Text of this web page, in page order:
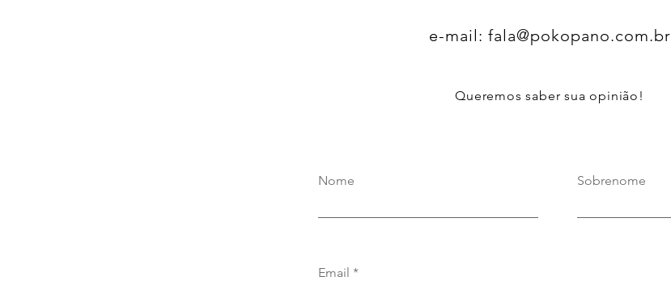
e-mail: fala@pokopano.com.br
Queremos saber sua opinião!
Nome Sobrenome
Email